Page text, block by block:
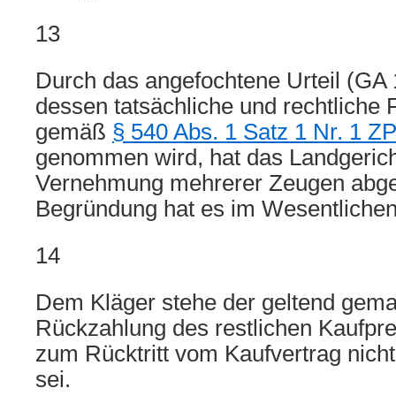
13
Durch das angefochtene Urteil (GA
dessen tatsächliche und rechtliche
gemäß § 540 Abs. 1 Satz 1 Nr. 1
genommen wird, hat das
Vernehmung mehrerer Zeugen
Begründung hat es im
14
Dem Kläger stehe der geltend
Rückzahlung des restlichen
zum Rücktritt vom Kaufvertrag
sei.